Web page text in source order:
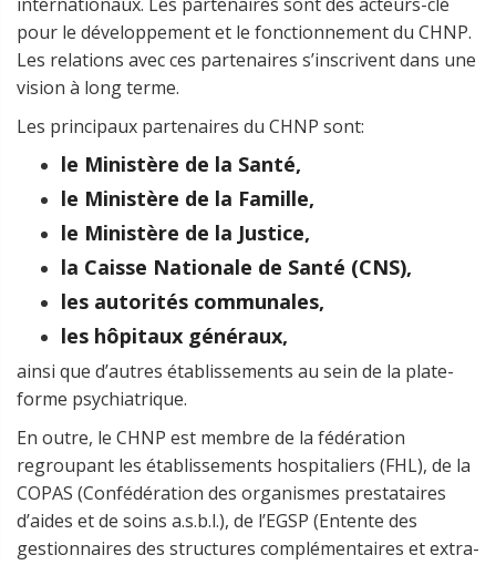
pour le développement et le fonctionnement du CHNP.
Les relations avec ces partenaires s’inscrivent dans une
vision à long terme.
Les principaux partenaires du CHNP sont:
le Ministère de la Santé,
le Ministère de la Famille,
le Ministère de la Justice,
la Caisse Nationale de Santé (CNS),
les autorités communales,
les hôpitaux généraux,
ainsi que d’autres établissements au sein de la plate-
forme psychiatrique.
En outre, le CHNP est membre de la fédération
regroupant les établissements hospitaliers (FHL), de la
COPAS (Confédération des organismes prestataires
d’aides et de soins a.s.b.l.), de l’EGSP (Entente des
gestionnaires des structures complémentaires et extra-